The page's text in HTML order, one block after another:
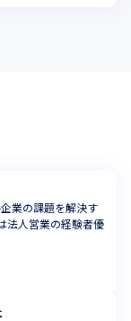
業の課題を解決す
法人営業の経験者優